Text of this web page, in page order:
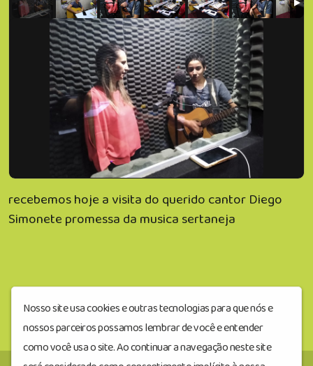
recebemos hoje a visita do querido cantor Diego
Simonete promessa da musica sertaneja
Nosso site usa cookies e outras tecnologias para que nós e
nossos parceiros possamos lembrar de você e entender
como você usa o site. Ao continuar a navegação neste site